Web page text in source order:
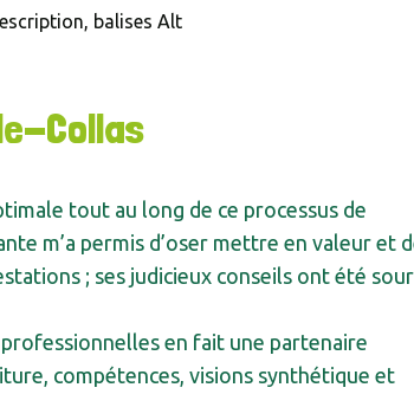
balises Alt
Collas
tout au long de ce processus de
m’a permis d’oser mettre en valeur et
; ses judicieux conseils ont été
professionnelles en fait une partenaire
compétences, visions synthétique et